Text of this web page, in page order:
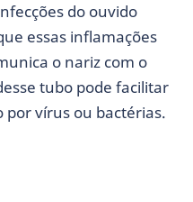
do ouvido
essas inflamações
o nariz com o
tubo pode facilitar
por vírus ou bactérias.